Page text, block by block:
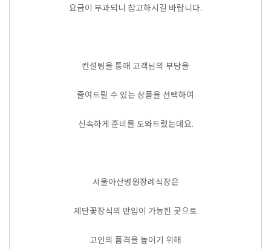
요금이 부과되니 참고하시길 바랍니다.
컨설팅을 통해 고객님의 부담을
줄여드릴 수 있는 상품을 선택하여
신속하게 준비를 도와드렸는데요.
서울아산병원장례식장은
제단꽃장식의 반입이 가능한 곳으로
고인의 품격을 높이기 위해